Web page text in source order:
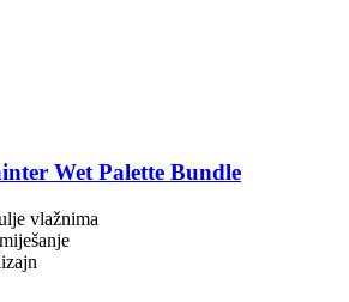
Wet Palette Bundle
vlažnima